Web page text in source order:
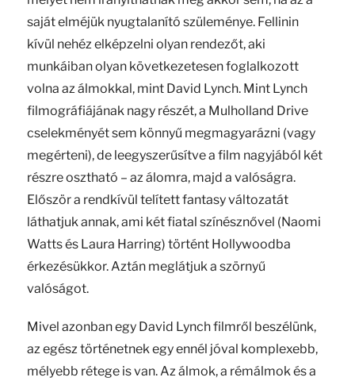
saját elméjük nyugtalanító szüleménye. Fellinin
kívül nehéz elképzelni olyan rendezőt, aki
munkáiban olyan következetesen foglalkozott
volna az álmokkal, mint David Lynch. Mint Lynch
filmográfiájának nagy részét, a Mulholland Drive
cselekményét sem könnyű megmagyarázni (vagy
megérteni), de leegyszerűsítve a film nagyjából két
részre osztható – az álomra, majd a valóságra.
Először a rendkívül telített fantasy változatát
láthatjuk annak, ami két fiatal színésznővel (Naomi
Watts és Laura Harring) történt Hollywoodba
érkezésükkor. Aztán meglátjuk a szörnyű
valóságot.
Mivel azonban egy David Lynch filmről beszélünk,
az egész történetnek egy ennél jóval komplexebb,
mélyebb rétege is van. Az álmok, a rémálmok és a